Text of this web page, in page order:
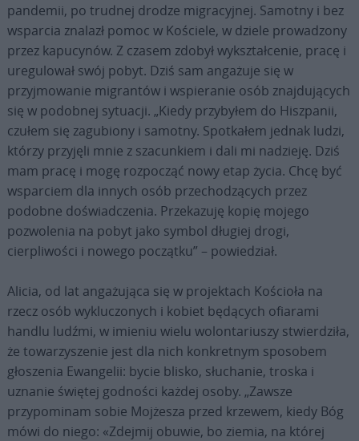
pandemii, po trudnej drodze migracyjnej. Samotny i bez
wsparcia znalazł pomoc w Kościele, w dziele prowadzony
przez kapucynów. Z czasem zdobył wykształcenie, pracę i
uregulował swój pobyt. Dziś sam angażuje się w
przyjmowanie migrantów i wspieranie osób znajdujących
się w podobnej sytuacji. „Kiedy przybyłem do Hiszpanii,
czułem się zagubiony i samotny. Spotkałem jednak ludzi,
którzy przyjęli mnie z szacunkiem i dali mi nadzieję. Dziś
mam pracę i mogę rozpocząć nowy etap życia. Chcę być
wsparciem dla innych osób przechodzących przez
podobne doświadczenia. Przekazuję kopię mojego
pozwolenia na pobyt jako symbol długiej drogi,
cierpliwości i nowego początku” – powiedział.
Alicia, od lat angażująca się w projektach Kościoła na
rzecz osób wykluczonych i kobiet będących ofiarami
handlu ludźmi, w imieniu wielu wolontariuszy stwierdziła,
że towarzyszenie jest dla nich konkretnym sposobem
głoszenia Ewangelii: bycie blisko, słuchanie, troska i
uznanie świętej godności każdej osoby. „Zawsze
przypominam sobie Mojżesza przed krzewem, kiedy Bóg
mówi do niego: «Zdejmij obuwie, bo ziemia, na której